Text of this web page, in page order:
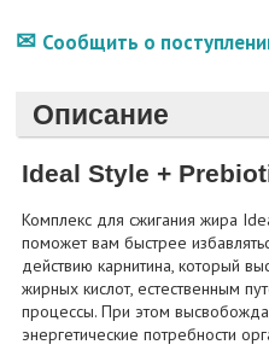
Сообщить о
Описание
Ideal Style +
Комплекс для сжигания жира
поможет вам быстрее
действию карнитина, который
жирных кислот, естественным
процессы. При этом
энергетические потребности